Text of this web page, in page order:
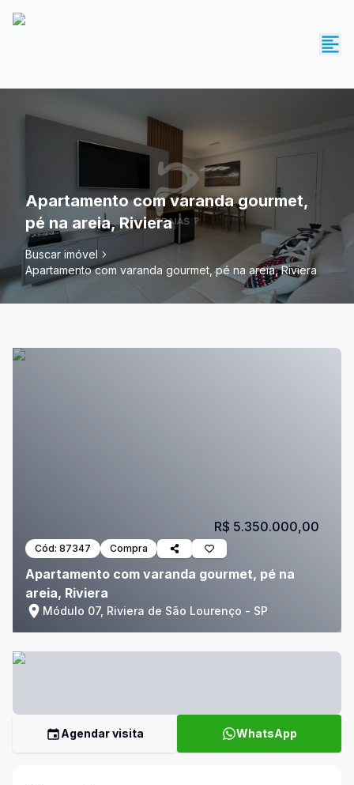
Apartamento com varanda gourmet,
pé na areia, Riviera
Buscar imóvel
Apartamento com varanda gourmet, pé na areia, Riviera
Cód: 87347 Compra
Apartamento com varanda gourmet, pé na
areia, Riviera
Módulo 07, Riviera de São Lourenço - SP
R$ 5.350.000,00
Agendar visita WhatsApp